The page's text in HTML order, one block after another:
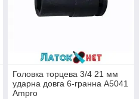
Головка торцева 3/4 21 мм
ударна довга 6-гранна A5041
Ampro